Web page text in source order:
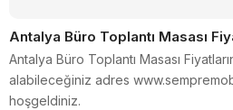
Antalya Büro Toplantı Masası
Antalya Büro Toplantı Masası
alabileceğiniz adres
hoşgeldiniz.